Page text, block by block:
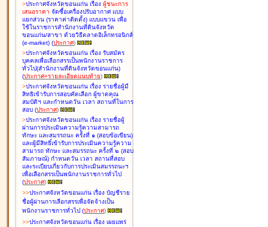
>ประกาศจังหวัดขอนแก่น เรื่อง ผู้ชนะการ
เสนอราคา จัดซื้อเครื่องปรับอากาศ แบบ
แยกส่วน (ราคาค่าติดตั้ง) แบบแขวน เพื่อ
ใช้ในราชการสำนักงานที่ดินจังหวัด
ขอนแก่น/สาขา ด้วยวิธีตลาดอิเล็กทรอนิกส์
(e-market) (ประกาศ)
>ประกาศจังหวัดขอนแก่น เรื่อง รับสมัคร
บุคคลเพื่อเลือกสรรเป็นพนักงานราชการ
ทั่วไป(สำนักงานที่ดินจังหวัดขอนแก่น)
(ประกาศ+รายละเอียดแนบท้าย)
>ประกาศจังหวัดขอนแก่น เรื่อง รายชื่อผู้มี
สิทธิเข้ารับการสอบคัดเลือก ผู้ขาดคุณ
สมบัติฯ และกำหนดวัน เวลา สถานที่ในการ
สอบ (ประกาศ)
>ประกาศจังหวัดขอนแก่น เรื่อง รายชื่อผู้
ผ่านการประเมินความรู้ความสามารถ
ทักษะ และสมรรถนะ ครั้งที่ ๑ (สอบข้อเขียน)
และผู้มีสิทธิ์เข้ารับการประเมินความรู้ความ
สามารถ ทักษะ และสมรรถนะ ครั้งที่ ๒ (สอบ
สัมภาษณ์) กำหนดวัน เวลา สถานที่สอบ
และระเบียบเกี่ยวกับการประเมินสมรรถนะฯ
เพื่อเลือกสรรเป็นพนักงานราชการทั่วไป
(ประกาศ)
>>ประกาศจังหวัดขอนแก่น เรื่อง บัญชีราย
ชื่อผู้ผ่านการเลือกสรรเพื่อจัดจ้างเป็น
พนักงานราชการทั่วไป (ประกาศ)
>>ประกาศจังหวัดขอนแก่น เรื่อง เผยแพร่